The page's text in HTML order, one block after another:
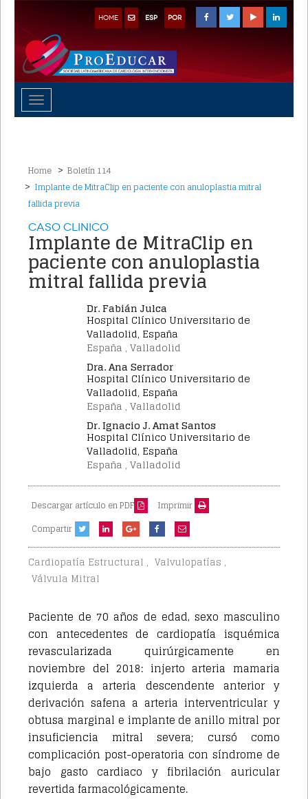
HOME ESP POR
Toggle
navigation
Home
Boletín 114
Implante de MitraClip en paciente con anuloplastia mitral
fallida previa
Caso Clinico
Implante de MitraClip en
paciente con anuloplastia
mitral fallida previa
Dr. Fabián Julca
Hospital Clínico Universitario de
Valladolid, España
España , Valladolid
Dra. Ana Serrador
Hospital Clínico Universitario de
Valladolid, España
España , Valladolid
Dr. Ignacio J. Amat Santos
Hospital Clínico Universitario de
Valladolid, España
España , Valladolid
Descargar artículo en PDF
Imprimir
Compartir
Cardiopatía Estructural , Valvulopatías ,
Válvula Mitral
Paciente de 70 años de edad, sexo masculino
con antecedentes de cardiopatía isquémica
revascularizada quirúrgicamente en
noviembre del 2018: injerto arteria mamaria
izquierda a arteria descendente anterior y
derivación safena a arteria interventricular y
obtusa marginal e implante de anillo mitral por
insuficiencia mitral severa; cursó como
complicación post-operatoria con síndrome de
bajo gasto cardiaco y fibrilación auricular
revertida farmacológicamente.